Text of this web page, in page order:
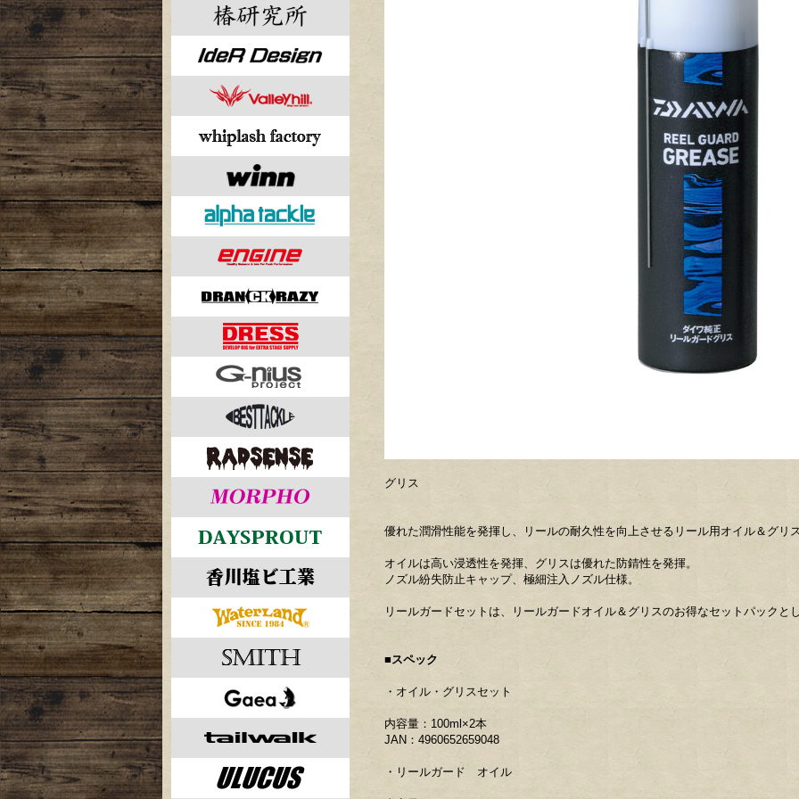
グリス
優れた潤滑性能を発揮し、リールの耐久性を向上させるリール用オイル＆グリ
オイルは高い浸透性を発揮、グリスは優れた防錆性を発揮。
ノズル紛失防止キャップ、極細注入ノズル仕様。
リールガードセットは、リールガードオイル＆グリスのお得なセットパックと
■スペック
・オイル・グリスセット
内容量：100ml×2本
JAN：4960652659048
・リールガード オイル